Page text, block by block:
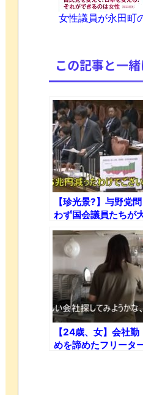
女性議員が永田町
この記事と一
【珍光景?】与野党問
わず国会議員たちが
変真面目に話しを聞
てる風景【大門みき
議員】
【24歳、女】会社勤
めを諦めたフリータ